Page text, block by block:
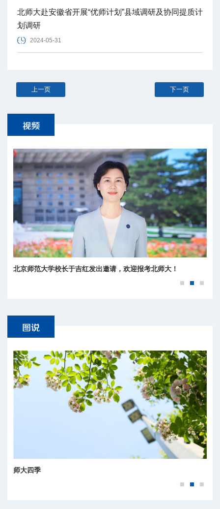
北师大赴安徽省开展“优师计划”县域调研及协同提质计
划调研
2024-05-31
上一页 下一页
北京师范大学校长于吉红发出邀请，欢迎报考北师大！
师大四季